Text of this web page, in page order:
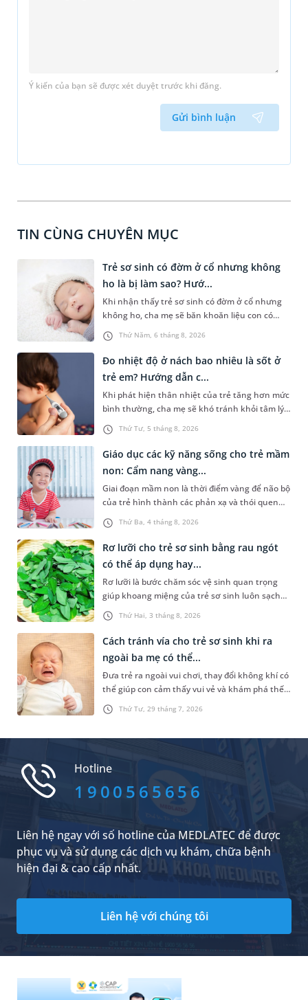
Ý kiến của bạn sẽ được xét duyệt trước khi đăng.
Gửi bình luận
TIN CÙNG CHUYÊN MỤC
Thứ Năm, 6 tháng 8, 2026
Trẻ sơ sinh có đờm ở cổ nhưng không
ho là bị làm sao? Hướ...
Khi nhận thấy trẻ sơ sinh có đờm ở cổ nhưng
không ho, cha mẹ sẽ băn khoăn liệu con có
đang mắc bệnh đường hô hấp hay không.
Những chia sẻ dưới đây sẽ giúp cha mẹ hiểu
thêm về nguyên nhân gây nên tình trạng này
và cách xử trí an toàn để giúp bé dễ chịu, tránh
gặp phải vấn đề nguy hại cho sức khỏe.
Thứ Tư, 5 tháng 8, 2026
Đo nhiệt độ ở nách bao nhiêu là sốt ở
trẻ em? Hướng dẫn c...
Khi phát hiện thân nhiệt của trẻ tăng hơn mức
bình thường, cha mẹ sẽ khó tránh khỏi tâm lý
lo lắng. Tuy nhiên, không phải ai cũng biết đo
nhiệt độ ở nách bao nhiêu là sốt ở trẻ em và
cách chăm sóc trẻ sốt sao cho an toàn. Những
chia sẻ dưới đây sẽ cùng cha mẹ tìm hiểu vấn
đề này để giúp bé nhanh hồi phục và phòng
ngừa nguy cơ xảy ra biến chứng.
Thứ Ba, 4 tháng 8, 2026
Giáo dục các kỹ năng sống cho trẻ mầm
non: Cẩm nang vàng...
Giai đoạn mầm non là thời điểm vàng để não bộ
của trẻ hình thành các phản xạ và thói quen
hành vi nền tảng. Việc trang bị sớm các kỹ
năng sống cho trẻ mầm non không chỉ giúp
con vững vàng tự lập từ nhỏ mà còn là chiếc
khiên bảo vệ con an toàn khi bắt đầu bước ra
khám phá thế giới xung quanh.
Thứ Hai, 3 tháng 8, 2026
Rơ lưỡi cho trẻ sơ sinh bằng rau ngót
có thể áp dụng hay...
Rơ lưỡi là bước chăm sóc vệ sinh quan trọng
giúp khoang miệng của trẻ sơ sinh luôn sạch
sẽ, hạn chế cặn sữa tích tụ và giảm nguy cơ
nấm miệng. Để thực hiện điều này, không ít
cha mẹ tìm đến cách rơ lưỡi cho trẻ sơ sinh
bằng rau ngót. Vậy đây có phải là phương pháp
nên áp dụng không? Bài viết sau sẽ giúp cha
mẹ có thêm thông tin để chủ động chăm sóc
khoang miệng cho trẻ đúng cách.
Thứ Tư, 29 tháng 7, 2026
Cách tránh vía cho trẻ sơ sinh khi ra
ngoài ba mẹ có thể...
Đưa trẻ ra ngoài vui chơi, thay đổi không khí có
thể giúp con cảm thấy vui vẻ và khám phá thế
giới xung quanh. Tuy nhiên, nhiều cha mẹ vẫn
lo lắng khi trẻ quấy khóc, bỏ bú hoặc ngủ
đã bị “phải vía”. Vậy thực tế có hiện tượng này
trẻ sơ sinh khi ra ngoài như thế nào để bé luôn
khỏe mạnh?
Hotline
1900565656
Liên hệ ngay với số hotline của MEDLATEC để được
phục vụ và sử dụng các dịch vụ khám, chữa bệnh
hiện đại & cao cấp nhất.
Liên hệ với chúng tôi